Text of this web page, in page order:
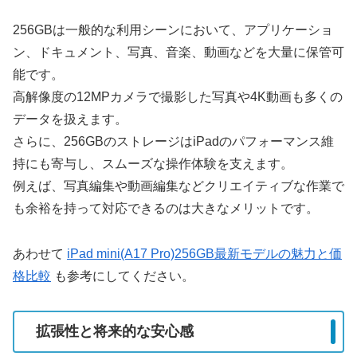
256GBは一般的な利用シーンにおいて、アプリケーショ
ン、ドキュメント、写真、音楽、動画などを大量に保管可
能です。
高解像度の12MPカメラで撮影した写真や4K動画も多くの
データを扱えます。
さらに、256GBのストレージはiPadのパフォーマンス維
持にも寄与し、スムーズな操作体験を支えます。
例えば、写真編集や動画編集などクリエイティブな作業で
も余裕を持って対応できるのは大きなメリットです。
あわせて iPad mini(A17 Pro)256GB最新モデルの魅力と価
格比較 も参考にしてください。
拡張性と将来的な安心感